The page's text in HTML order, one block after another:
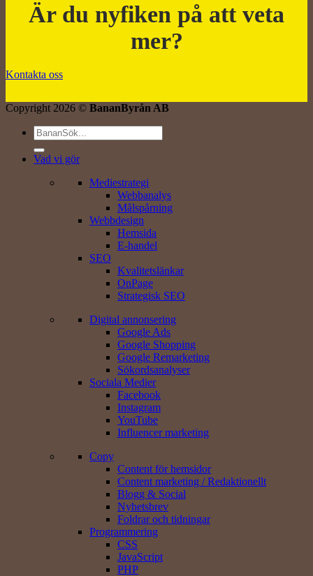
Är du nyfiken på att veta
mer?
Kontakta oss
Copyright 2026 © BananByrån AB
Vad vi gör
Mediestrategi
Webbanalys
Målspårning
Webbdesign
Hemsida
E-handel
SEO
Kvalitetslänkar
OnPage
Strategisk SEO
Digital annonsering
Google Ads
Google Shopping
Google Remarketing
Sökords­analyser
Sociala Medier
Facebook
Instagram
YouTube
Influencer marketing
Copy
Content för hemsidor
Content marketing / Redaktionellt
Blogg & Social
Nyhetsbrev
Foldrar och tidningar
Programmering
CSS
JavaScript
PHP